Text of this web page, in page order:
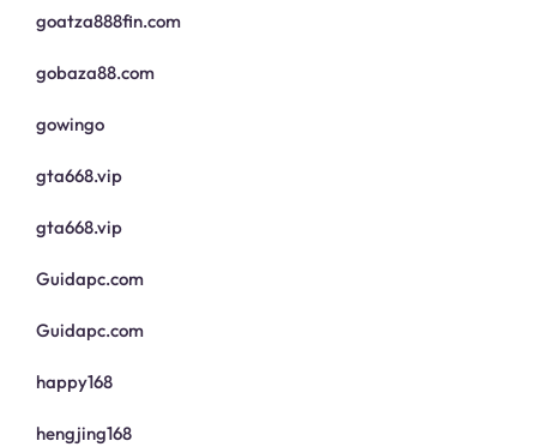
goatza888fin.com
gobaza88.com
gowingo
gta668.vip
gta668.vip
Guidapc.com
Guidapc.com
happy168
hengjing168